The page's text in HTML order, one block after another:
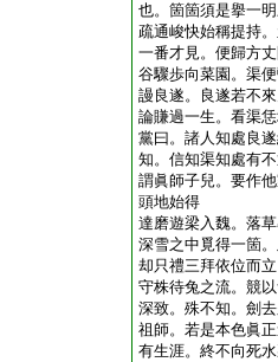
也。箇箇須是擧一
疏通峻快始稱提持
一番才見。便歸方
谷驟歩向菜園。渠
謾良遂。良遂若不
論賺過一生。看渠
黨曰。諸人知處良
知。信知渠知處有
謂眞師子兒。要作
頭地始得
達磨遊梁入魏。落
深雪之中覓得一箇
却只禮三拜依位而
守株待兔之流。競
深致。殊不知。劍
祖師。若是本色眞
有生涯。終不向死